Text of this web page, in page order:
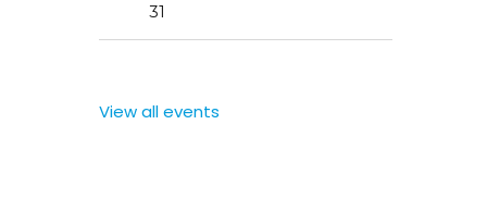
31
View all events